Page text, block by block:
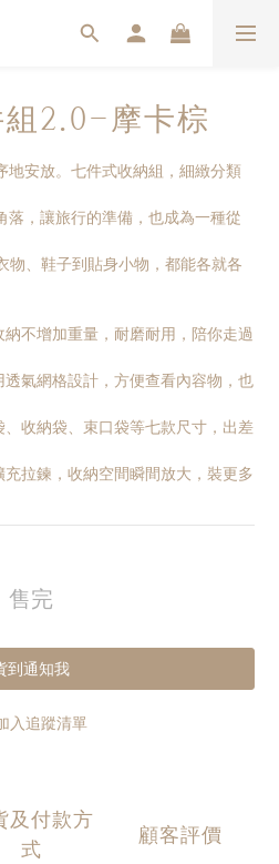
組2.0-摩卡棕
地安放。七件式收納組，細緻分類
落，讓旅行的準備，也成為一種從
物、鞋子到貼身小物，都能各就各
不增加重量，耐磨耐用，陪你走過
氣網格設計，方便查看內容物，也
收納袋、束口袋等七款尺寸，出差
拉鍊，收納空間瞬間放大，裝更多
售完
到通知我
入追蹤清單
及付款方
式
顧客評價